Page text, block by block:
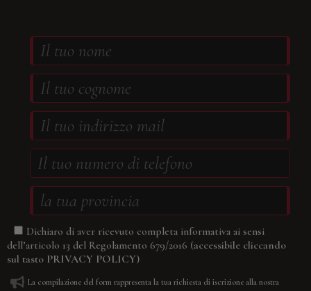
Dichiaro di aver ricevuto completa informativa ai sensi
dell’articolo 13 del Regolamento 679/2016 (accessibile cliccando
sul tasto PRIVACY POLICY)
La compilazione del form rappresenta la tua richiesta di iscrizione alla nostra